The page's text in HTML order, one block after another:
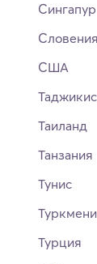
Сингапур
Словения
США
Таиланд
Танзания
Тунис
Турция